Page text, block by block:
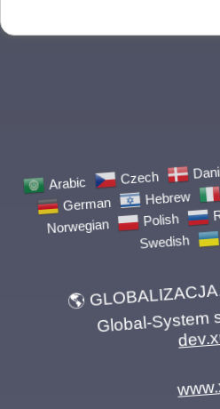
Danish
German Hebrew
Norwegian Polish
Swedish
🌎
Global-System
dev.xmc.pl
www.xmc.pl